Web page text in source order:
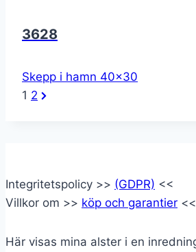
3628
Skepp i hamn 40x30
Gallery
1 2
Integritetspolicy >> (GDPR) <<
Villkor om >> köp och garantier <<
Här visas mina alster i en